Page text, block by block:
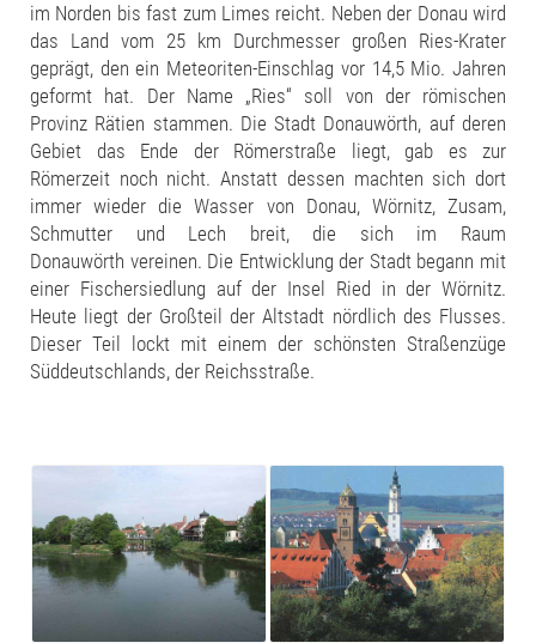
im Norden bis fast zum Limes reicht. Neben der Donau wird
das Land vom 25 km Durchmesser großen Ries-Krater
geprägt, den ein Meteoriten-Einschlag vor 14,5 Mio. Jahren
geformt hat. Der Name „Ries“ soll von der römischen
Provinz Rätien stammen. Die Stadt Donauwörth, auf deren
Gebiet das Ende der Römerstraße liegt, gab es zur
Römerzeit noch nicht. Anstatt dessen machten sich dort
immer wieder die Wasser von Donau, Wörnitz, Zusam,
Schmutter und Lech breit, die sich im Raum
Donauwörth vereinen. Die Entwicklung der Stadt begann mit
einer Fischersiedlung auf der Insel Ried in der Wörnitz.
Heute liegt der Großteil der Altstadt nördlich des Flusses.
Dieser Teil lockt mit einem der schönsten Straßenzüge
Süddeutschlands, der Reichsstraße.